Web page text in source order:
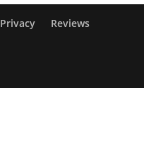
Privacy
Reviews